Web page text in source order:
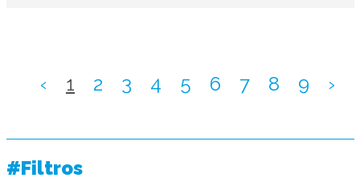
‹ 1 2 3 4 5 6 7 8 9 ›
#Filtros